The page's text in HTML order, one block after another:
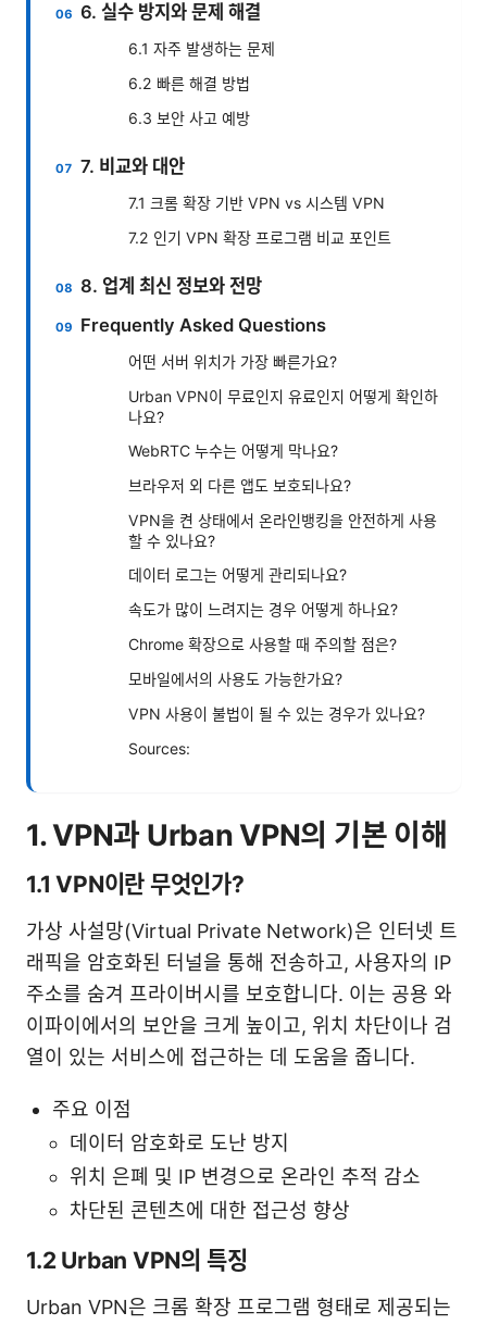
6. 실수 방지와 문제 해결
6.1 자주 발생하는 문제
6.2 빠른 해결 방법
6.3 보안 사고 예방
7. 비교와 대안
7.1 크롬 확장 기반 VPN vs 시스템 VPN
7.2 인기 VPN 확장 프로그램 비교 포인트
8. 업계 최신 정보와 전망
Frequently Asked Questions
어떤 서버 위치가 가장 빠른가요?
Urban VPN이 무료인지 유료인지 어떻게 확인하
나요?
WebRTC 누수는 어떻게 막나요?
브라우저 외 다른 앱도 보호되나요?
VPN을 켠 상태에서 온라인뱅킹을 안전하게 사용
할 수 있나요?
데이터 로그는 어떻게 관리되나요?
속도가 많이 느려지는 경우 어떻게 하나요?
Chrome 확장으로 사용할 때 주의할 점은?
모바일에서의 사용도 가능한가요?
VPN 사용이 불법이 될 수 있는 경우가 있나요?
Sources:
1. VPN과 Urban VPN의 기본 이해
1.1 VPN이란 무엇인가?
가상 사설망(Virtual Private Network)은 인터넷 트
래픽을 암호화된 터널을 통해 전송하고, 사용자의 IP
주소를 숨겨 프라이버시를 보호합니다. 이는 공용 와
이파이에서의 보안을 크게 높이고, 위치 차단이나 검
열이 있는 서비스에 접근하는 데 도움을 줍니다.
주요 이점
데이터 암호화로 도난 방지
위치 은폐 및 IP 변경으로 온라인 추적 감소
차단된 콘텐츠에 대한 접근성 향상
1.2 Urban VPN의 특징
Urban VPN은 크롬 확장 프로그램 형태로 제공되는